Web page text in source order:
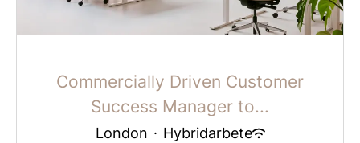
Commercially Driven Customer
Success Manager to...
London · Hybridarbete